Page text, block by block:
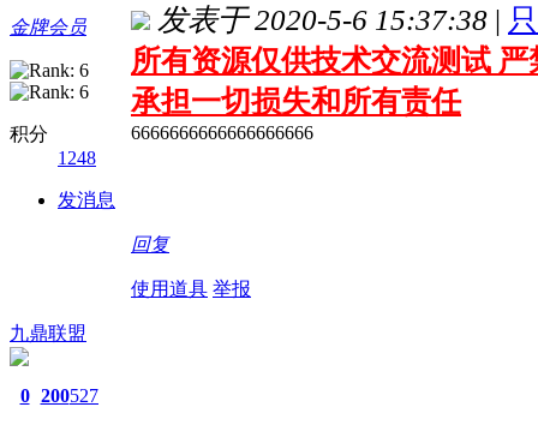
金牌会员
积分
1248
发消息
发表于 2020-5-6 15:37:38 |
所有资源仅供技术交流测试
承担一切损失和所有责任
6666666666666666666
回复
使用道具 举报
九鼎联盟
0 200527